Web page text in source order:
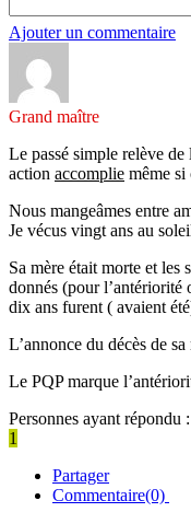
Ajouter un commentaire
Grand maître
Le passé simple relève
action accomplie même si
Nous mangeâmes entre
Je vécus vingt ans au
Sa mère était morte et
donnés (pour l’antériorité
dix ans furent ( avaient
L’annonce du décès de
Le PQP marque
Personnes ayant répondu :
1
Partager
Commentaire(0)